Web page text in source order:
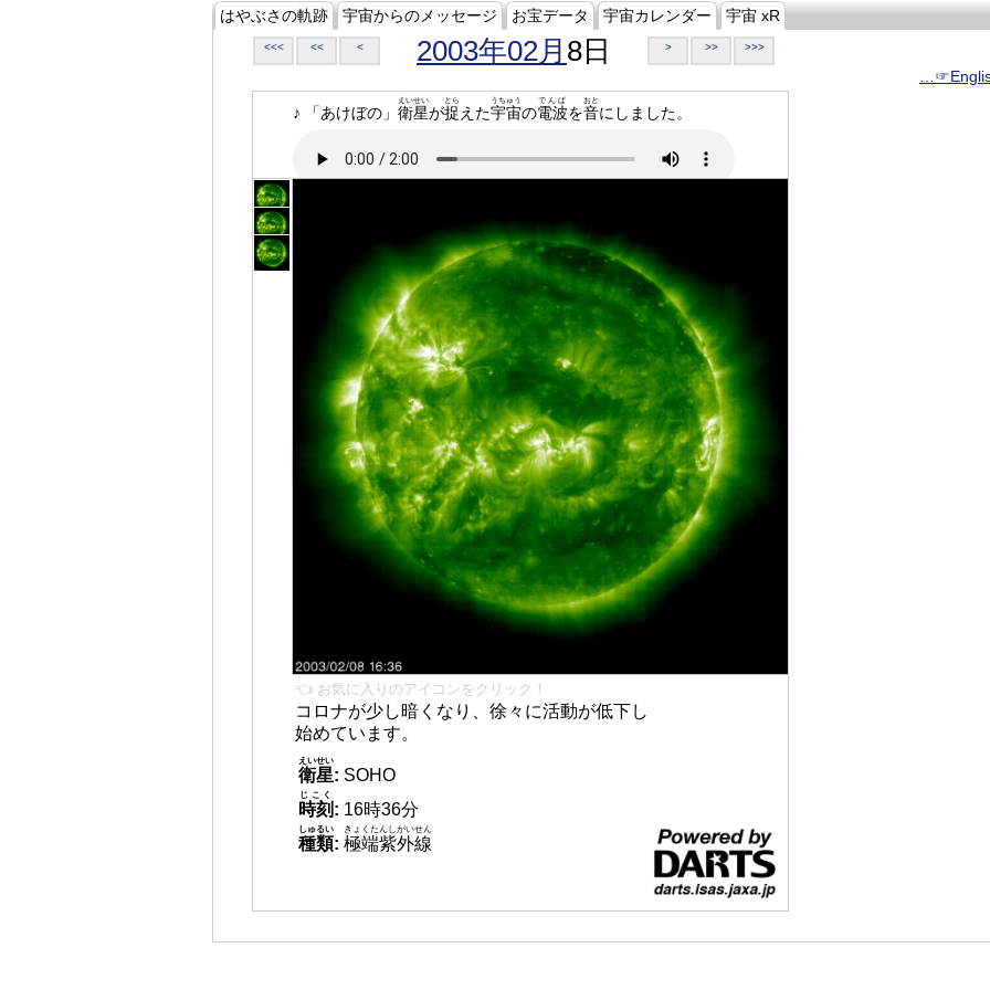
はやぶさの軌跡 宇宙からのメッセージ お宝データ 宇宙カレンダー 宇宙 xR
<<< << < 2003年02月 8日 > >> >>>
♪ 「あけぼの」 衛星
えいせい
が捉
とら
えた宇宙
うちゅう
の電波
でんぱ
を音
おと
にしました。
👈 お気に入りのアイコンをクリック！
コロナが少し暗くなり、徐々に活動が低下し
始めています。
衛星
えいせい
: SOHO
時刻
じこく
: 16時36分
種類
しゅるい
: 極端紫外線
きょくたんしがいせん